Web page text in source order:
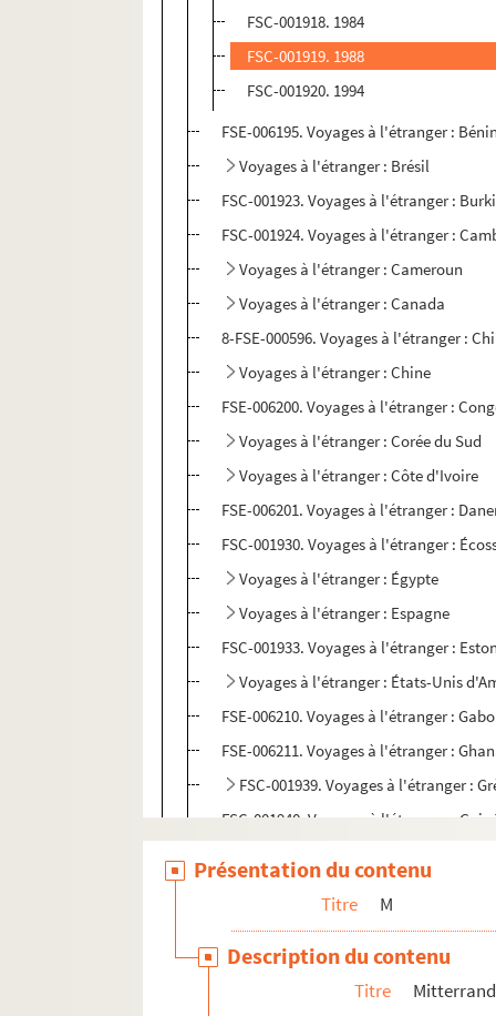
FSC-001918. 1984
FSC-001919. 1988
FSC-001920. 1994
FSE-006195. Voyages à l'étranger :
Voyages à l'étranger : Brésil
FSC-001923. Voyages à l'étranger :
FSC-001924. Voyages à l'étranger :
Voyages à l'étranger : Cameroun
Voyages à l'étranger : Canada
8-FSE-000596. Voyages à l'étranger :
Voyages à l'étranger : Chine
FSE-006200. Voyages à l'étranger :
Voyages à l'étranger : Corée du Sud
Voyages à l'étranger : Côte d'Ivoire
FSE-006201. Voyages à l'étranger :
FSC-001930. Voyages à l'étranger :
Voyages à l'étranger : Égypte
Voyages à l'étranger : Espagne
FSC-001933. Voyages à l'étranger :
Voyages à l'étranger : États-Unis
FSE-006210. Voyages à l'étranger :
FSE-006211. Voyages à l'étranger :
FSC-001939. Voyages à l'étranger :
FSC-001940. Voyages à l'étranger :
Voyages à l'étranger : Irlande
Voyages à l'étranger : Israël
Présentation du contenu
Titre M
Description du contenu
Titre